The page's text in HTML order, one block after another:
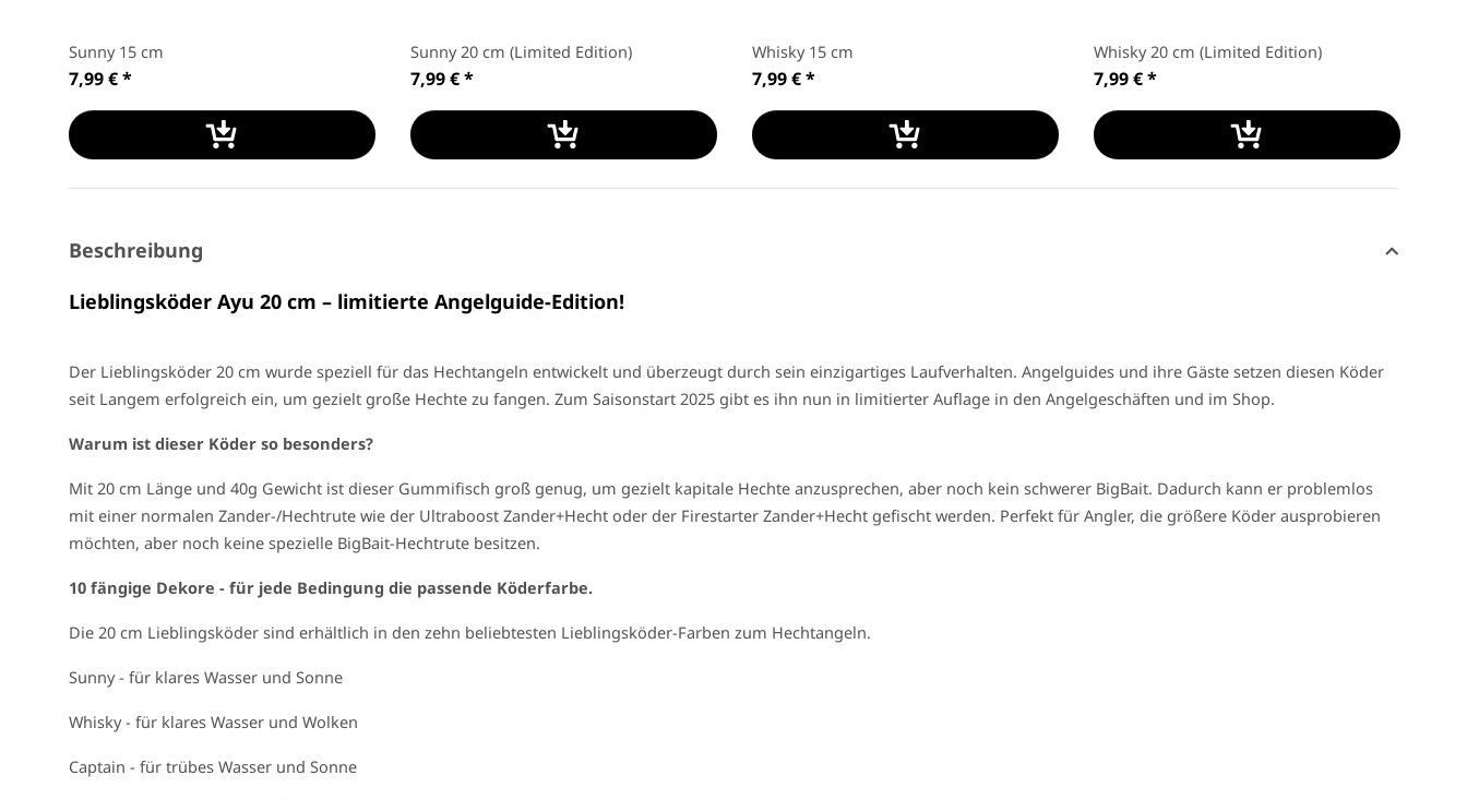
Sunny 15 cm
7,99 €*
Sunny 20 cm (Limited Edition)
7,99 €*
Whisky 15 cm
7,99 €*
Whisky 20 cm (Limited Edition)
7,99 €*
Beschreibung
Lieblingsköder Ayu 20 cm – limitierte Angelguide-Edition!
Der Lieblingsköder 20 cm wurde speziell für das Hechtangeln entwickelt und überzeugt durch sein einzigartiges Laufverhalten. Angelguides und ihre Gäste setzen diesen Köder
seit Langem erfolgreich ein, um gezielt große Hechte zu fangen. Zum Saisonstart 2025 gibt es ihn nun in limitierter Auflage in den Angelgeschäften und im Shop.
Warum ist dieser Köder so besonders?
Mit 20 cm Länge und 40g Gewicht ist dieser Gummifisch groß genug, um gezielt kapitale Hechte anzusprechen, aber noch kein schwerer BigBait. Dadurch kann er problemlos
mit einer normalen Zander-/Hechtrute wie der Ultraboost Zander+Hecht oder der Firestarter Zander+Hecht gefischt werden. Perfekt für Angler, die größere Köder ausprobieren
möchten, aber noch keine spezielle BigBait-Hechtrute besitzen.
10 fängige Dekore - für jede Bedingung die passende Köderfarbe.
Die 20 cm Lieblingsköder sind erhältlich in den zehn beliebtesten Lieblingsköder-Farben zum Hechtangeln.
Sunny - für klares Wasser und Sonne
Whisky - für klares Wasser und Wolken
Captain - für trübes Wasser und Sonne